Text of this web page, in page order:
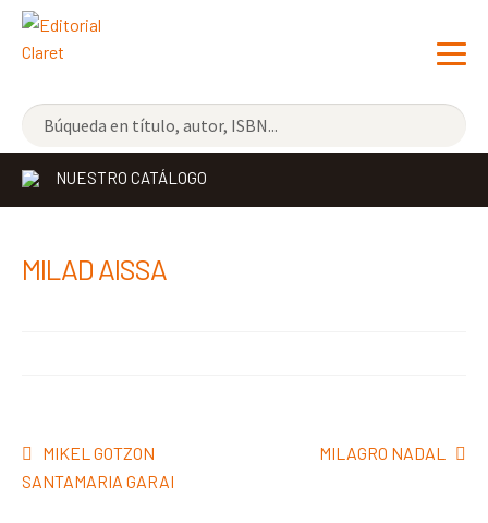
NOVEDADES
LOS MÁS VENDIDOS
NUESTRO CATÁLOGO
MILAD AISSA
Navegación
de
Anterior:
MIKEL GOTZON
SANTAMARIA GARAI
Siguiente:
MILAGRO NADAL